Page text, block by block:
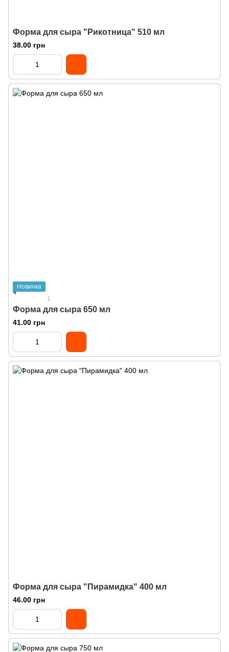
Форма для сыра "Рикотница" 510 мл
38.00 грн
Новинка
1
Форма для сыра 650 мл
41.00 грн
Форма для сыра "Пирамидка" 400 мл
46.00 грн